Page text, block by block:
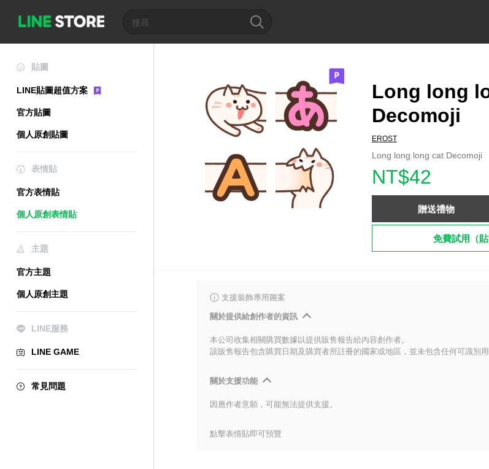
貼圖
LINE貼圖超值方案
官方貼圖
個人原創貼圖
表情貼
官方表情貼
個人原創表情貼
主題
官方主題
個人原創主題
LINE服務
LINE GAME
常見問題
Long long
Decomoji
EROST
Long long long cat Decomoji
NT$42
贈送禮物
免費試用（
支援裝飾專用圖案
關於提供給創作者的資訊
本公司收集相關購買數據以提供販售報告給內容創作者。
該販售報告包含購買日期及購買者所註冊的國家或地區，並未包含任何可識別用
關於支援功能
因應作者意願，可能無法提供支援。
點擊表情貼即可預覽